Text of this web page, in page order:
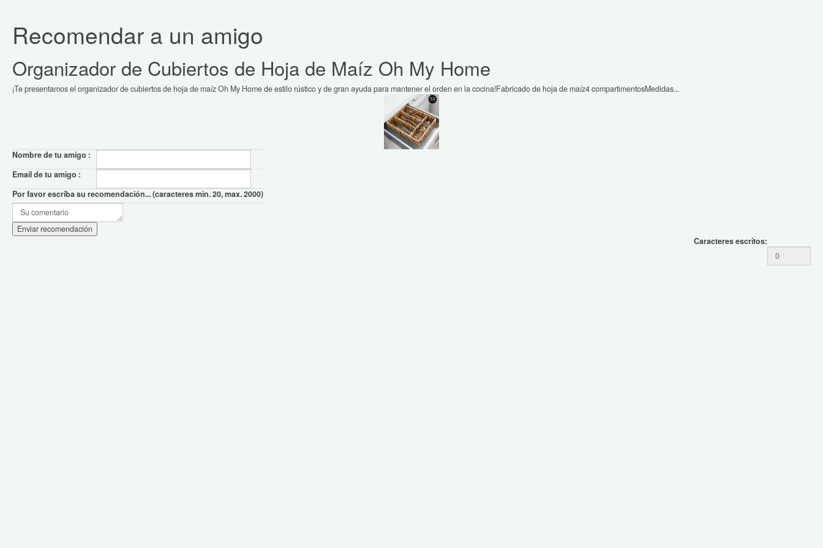
Recomendar a un amigo
Organizador de Cubiertos de Hoja de Maíz Oh My Home
¡Te presentamos el organizador de cubiertos de hoja de maíz Oh My Home de estilo rústico y de gran ayuda para mantener el orden en la cocina!Fabricado de hoja de maíz4 compartimentosMedidas...
Nombre de tu amigo :
Email de tu amigo :
Por favor escriba su recomendación... (caracteres min. 20, max. 2000)
Caracteres escritos: